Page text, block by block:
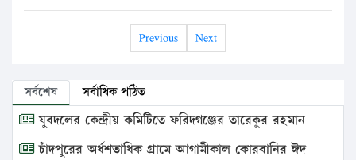
Previous Next
সর্বশেষ সর্বাধিক পঠিত
যুবদলের কেন্দ্রীয় কমিটিতে ফরিদগঞ্জের তারেকুর রহমান
চাঁদপুরের অর্ধশতাধিক গ্রামে আগামীকাল কোরবানির ঈদ